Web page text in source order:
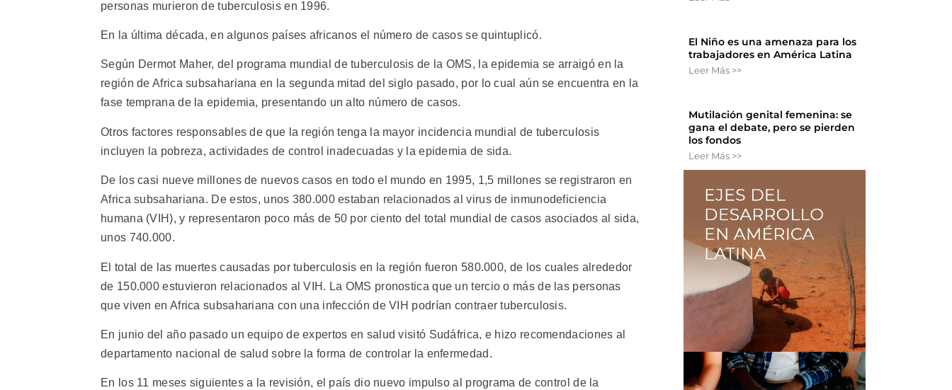
personas murieron de tuberculosis en 1996.
En la última década, en algunos países africanos el número de casos se quintuplicó.
Según Dermot Maher, del programa mundial de tuberculosis de la OMS, la epidemia se arraigó en la
región de Africa subsahariana en la segunda mitad del siglo pasado, por lo cual aún se encuentra en la
fase temprana de la epidemia, presentando un alto número de casos.
Otros factores responsables de que la región tenga la mayor incidencia mundial de tuberculosis
incluyen la pobreza, actividades de control inadecuadas y la epidemia de sida.
De los casi nueve millones de nuevos casos en todo el mundo en 1995, 1,5 millones se registraron en
Africa subsahariana. De estos, unos 380.000 estaban relacionados al virus de inmunodeficiencia
humana (VIH), y representaron poco más de 50 por ciento del total mundial de casos asociados al sida,
unos 740.000.
El total de las muertes causadas por tuberculosis en la región fueron 580.000, de los cuales alrededor
de 150.000 estuvieron relacionados al VIH. La OMS pronostica que un tercio o más de las personas
que viven en Africa subsahariana con una infección de VIH podrían contraer tuberculosis.
En junio del año pasado un equipo de expertos en salud visitó Sudáfrica, e hizo recomendaciones al
departamento nacional de salud sobre la forma de controlar la enfermedad.
En los 11 meses siguientes a la revisión, el país dio nuevo impulso al programa de control de la
El Niño es una amenaza para los
trabajadores en América Latina
Leer Más >>
Mutilación genital femenina: se
gana el debate, pero se pierden
los fondos
Leer Más >>